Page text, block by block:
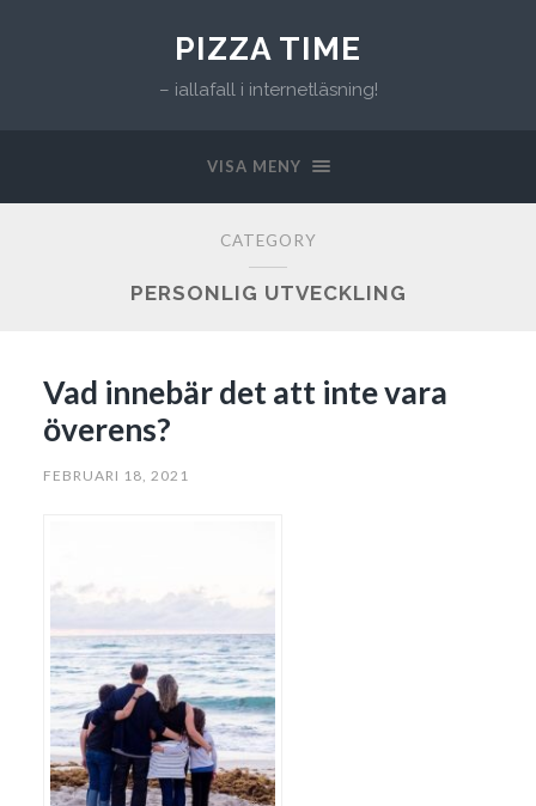
PIZZA TIME
– iallafall i internetläsning!
VISA MENY
CATEGORY
PERSONLIG UTVECKLING
Vad innebär det att inte vara
överens?
FEBRUARI 18, 2021